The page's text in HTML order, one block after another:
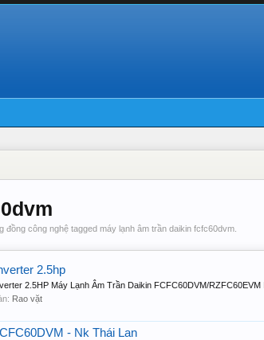
công nghệ tagged máy lạnh âm trần daikin fcfc60dvm.
2.5hp
2.5HP Máy Lạnh Âm Trần Daikin FCFC60DVM/RZFC60EVM
Rao vặt
- Nk Thái Lan